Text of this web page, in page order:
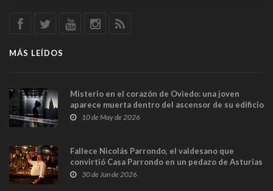
MÁS LEÍDOS
Misterio en el corazón de Oviedo: una joven
aparece muerta dentro del ascensor de su edificio
y las cámaras captan sus últimos minutos
10 de May de 2026
Fallece Nicolás Parrondo, el valdesano que
convirtió Casa Parrondo en un pedazo de Asturias
en Madrid
30 de Jun de 2026